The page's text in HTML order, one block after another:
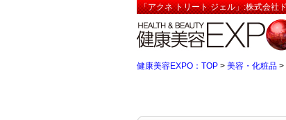
「アクネ トリート ジェル」:株式会社
健康美容EXPO：TOP > 美容・化粧品 >